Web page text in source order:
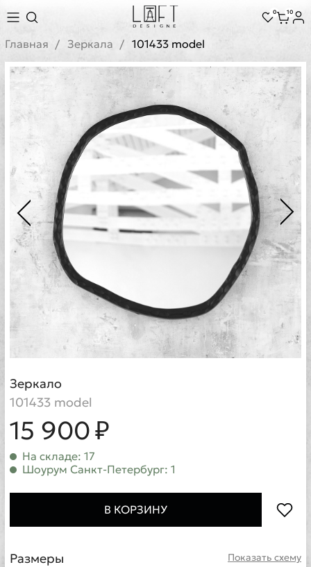
0 10
Главная Зеркала 101433 model
Зеркало
101433 model
15 900 ₽
На складе: 17
Шоурум Санкт-Петербург: 1
В КОРЗИНУ
Показать схему
Размеры